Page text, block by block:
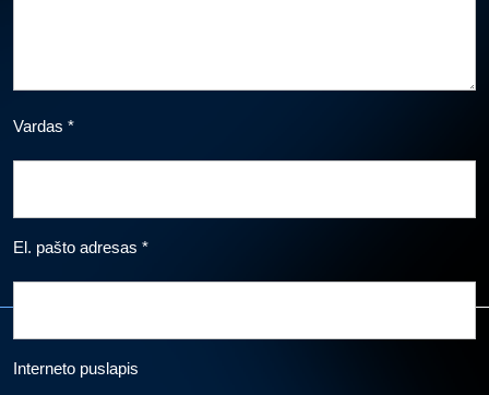
Vardas *
El. pašto adresas *
Interneto puslapis